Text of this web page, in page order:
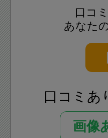
口コ
あなた
口コミあ
画像